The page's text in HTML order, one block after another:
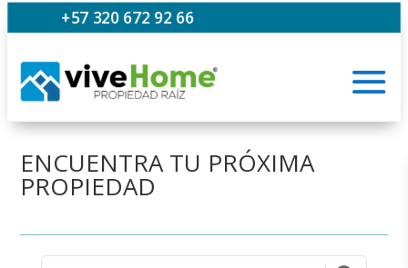
+57 320 672 92 66
ENCUENTRA TU PRÓXIMA
PROPIEDAD